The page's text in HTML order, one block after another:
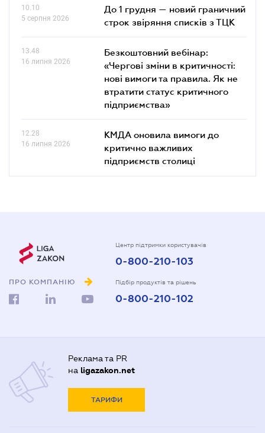
10.10
5 серпня 2026
До 1 грудня — новий граничний
строк звіряння списків з ТЦК
13.48
16 липня 2026
Безкоштовний вебінар:
«Чергові зміни в критичності:
нові вимоги та правила. Як не
втратити статус критичного
підприємства»
12.28
16 липня 2026
КМДА оновила вимоги до
критично важливих
підприємств столиці
ПРО КОМПАНІЮ
Центр підтримки користувачів
0-800-210-103
Підбір продуктів та рішень
0-800-210-102
Реклама та PR
на ligazakon.net
ТАРИФИ